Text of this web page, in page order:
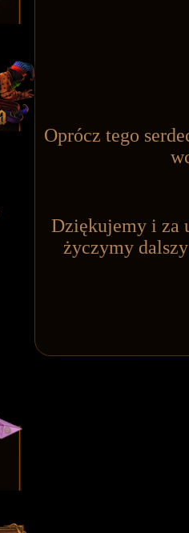
Oprócz tego
Dziękujemy i za
życzymy